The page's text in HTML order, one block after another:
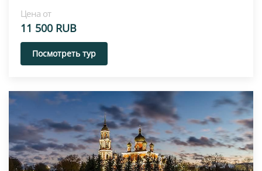
Цена от
11 500 RUB
Посмотреть тур